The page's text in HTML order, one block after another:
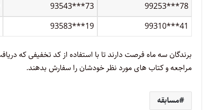
93543***73
99253***78
93583***19 99310***41
مراجعه و کتاب های مورد نظر خودشان را سفارش بدهند.
مسابقه